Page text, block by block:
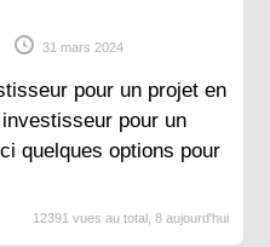
31 mars 2024
pour un projet en
pour un
quelques options pour
12391 vues au total, 8 aujourd'hui